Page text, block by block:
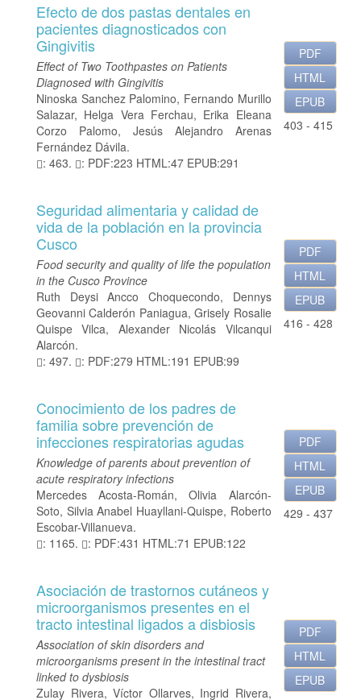
Efecto de dos pastas dentales en
pacientes diagnosticados con
Gingivitis
Effect of Two Toothpastes on Patients
Diagnosed with Gingivitis
Ninoska Sanchez Palomino, Fernando Murillo
Salazar, Helga Vera Ferchau, Erika Eleana
Corzo Palomo, Jesús Alejandro Arenas
Fernández Dávila.
: 463.
: PDF:223 HTML:47 EPUB:291
PDF
HTML
EPUB
403 - 415
Seguridad alimentaria y calidad de
vida de la población en la provincia
Cusco
Food security and quality of life the population
in the Cusco Province
Ruth Deysi Ancco Choquecondo, Dennys
Geovanni Calderón Paniagua, Grisely Rosalie
Quispe Vilca, Alexander Nicolás Vilcanqui
Alarcón.
: 497.
: PDF:279 HTML:191 EPUB:99
PDF
HTML
EPUB
416 - 428
Conocimiento de los padres de
familia sobre prevención de
infecciones respiratorias agudas
Knowledge of parents about prevention of
acute respiratory infections
Mercedes Acosta-Román, Olivia Alarcón-
Soto, Silvia Anabel Huayllani-Quispe, Roberto
Escobar-Villanueva.
: 1165.
: PDF:431 HTML:71 EPUB:122
PDF
HTML
EPUB
429 - 437
Asociación de trastornos cutáneos y
microorganismos presentes en el
tracto intestinal ligados a disbiosis
Association of skin disorders and
microorganisms present in the intestinal tract
linked to dysbiosis
Zulay Rivera, Víctor Ollarves, Ingrid Rivera,
PDF
HTML
EPUB